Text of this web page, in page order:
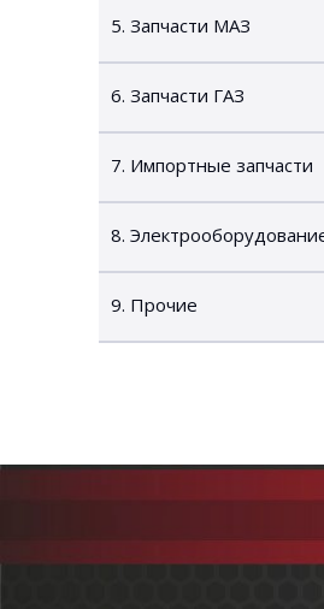
5. Запчасти МАЗ
6. Запчасти ГАЗ
7. Импортные запчасти
8.
9. Прочие